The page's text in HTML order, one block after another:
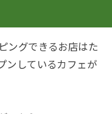
ングできるお店はた
ンしているカフェが